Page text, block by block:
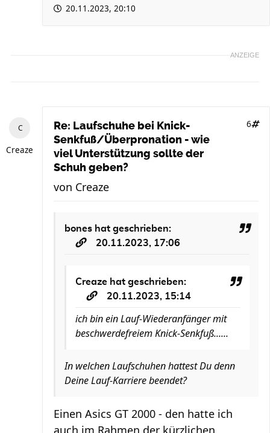
20.11.2023, 20:10
ANZEIGE
Creaze
Re: Laufschuhe bei Knick-
Senkfuß/Überpronation - wie
viel Unterstützung sollte der
Schuh geben?
6
von Creaze
bones hat geschrieben:
20.11.2023, 17:06
Creaze hat geschrieben:
20.11.2023, 15:14
ich bin ein Lauf-Wiederanfänger mit
beschwerdefreiem Knick-Senkfuß......
In welchen Laufschuhen hattest Du denn
Deine Lauf-Karriere beendet?
Einen Asics GT 2000 - den hatte ich